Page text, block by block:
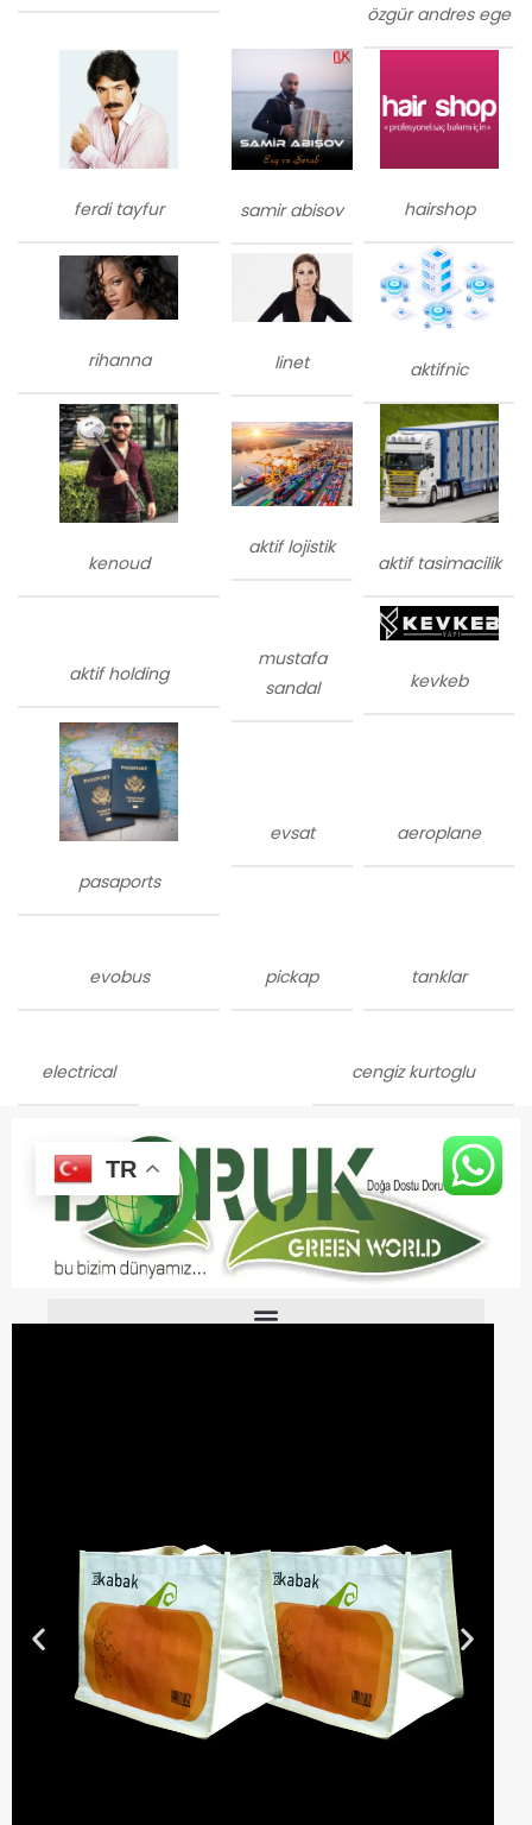
özgür andres ege
ferdi tayfur samir abisov hairshop
rihanna linet aktifnic
kenoud
aktif lojistik
aktif tasimacilik
aktif holding
mustafa
sandal
kevkeb
pasaports
evsat aeroplane
evobus pickap tanklar
electrical cengiz kurtoglu